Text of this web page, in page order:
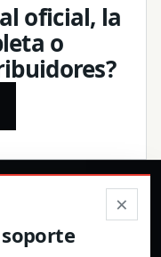
oficial, la
o
confirmadas y
×